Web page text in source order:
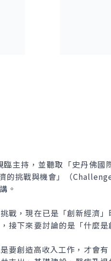
持，並聽取「史丹佛國
的挑戰與機會」（
。
，現在已是「創新經濟」
接下來要討論的是「什麼
創造高收入工作，才會有